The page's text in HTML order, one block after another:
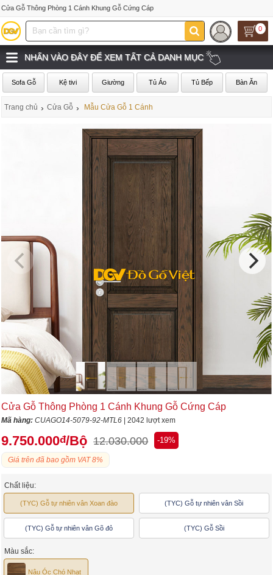
Cửa Gỗ Thông Phòng 1 Cánh Khung Gỗ Cứng Cáp
0
NHẤN VÀO ĐÂY ĐỂ XEM TẤT CẢ DANH MỤC
Sofa Gỗ Kệ tivi Giường Tủ Áo Tủ Bếp Bàn Ăn
Trang chủ › Cửa Gỗ › Mẫu Cửa Gỗ 1 Cánh
Cửa Gỗ Thông Phòng 1 Cánh Khung Gỗ Cứng Cáp
Mã hàng:CUAGO14-5079-92-MTL6 | 2042 lượt xem
9.750.000đ/Bộ 12.030.000 -19%
Giá trên đã bao gồm VAT 8%
Chất liệu:
(TYC) Gỗ tự nhiên vân Xoan đào (TYC) Gỗ tự nhiên vân Sồi
(TYC) Gỗ tự nhiên vân Gõ đỏ (TYC) Gỗ Sồi
Màu sắc:
Nâu Óc Chó Nhạt